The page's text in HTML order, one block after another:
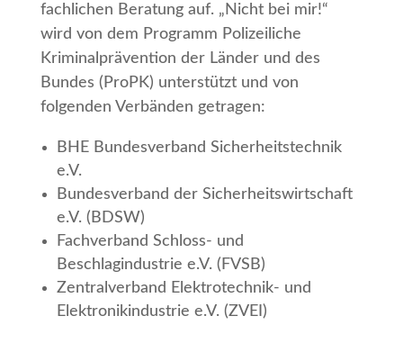
fachlichen Beratung auf. „Nicht bei mir!“
wird von dem Programm Polizeiliche
Kriminalprävention der Länder und des
Bundes (ProPK) unterstützt und von
folgenden Verbänden getragen:
BHE Bundesverband Sicherheitstechnik
e.V.
Bundesverband der Sicherheitswirtschaft
e.V. (BDSW)
Fachverband Schloss- und
Beschlagindustrie e.V. (FVSB)
Zentralverband Elektrotechnik- und
Elektronikindustrie e.V. (ZVEI)